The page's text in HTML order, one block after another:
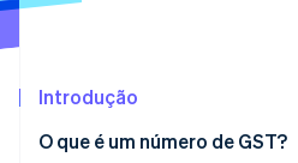
Radar
Incorporação de startups
Climate
Remoção de carbono
Introdução
O que é um número de GST?